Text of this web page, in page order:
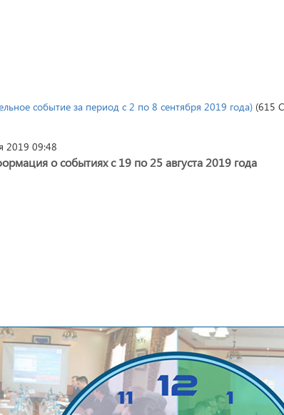
событие за период с 2 по 8 сентября 2019 года) (615
2019 09:48
о событиях с 19 по 25 августа 2019 года